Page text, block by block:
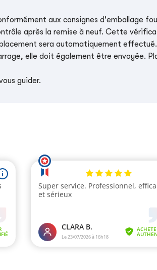
aux consignes d'emballage
après la remise à neuf. Cette
sera automatiquement effectué.
elle doit également être envoyée.
guider.